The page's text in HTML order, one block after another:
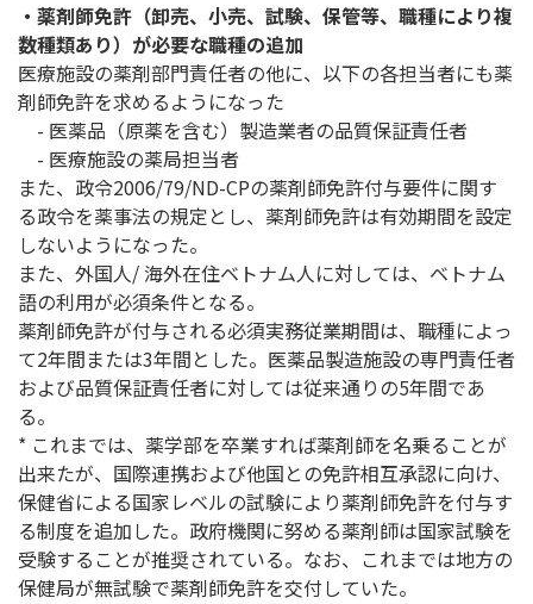
・薬剤師免許（卸売、小売、試験、保管等、職種により複
数種類あり）が必要な職種の追加
医療施設の薬剤部門責任者の他に、以下の各担当者にも薬
剤師免許を求めるようになった
- 医薬品（原薬を含む）製造業者の品質保証責任者
- 医療施設の薬局担当者
また、政令2006/79/ND-CPの薬剤師免許付与要件に関す
る政令を薬事法の規定とし、薬剤師免許は有効期間を設定
しないようになった。
また、外国人/ 海外在住ベトナム人に対しては、ベトナム
語の利用が必須条件となる。
薬剤師免許が付与される必須実務従業期間は、職種によっ
て2年間または3年間とした。医薬品製造施設の専門責任者
および品質保証責任者に対しては従来通りの5年間であ
る。
* これまでは、薬学部を卒業すれば薬剤師を名乗ることが
出来たが、国際連携および他国との免許相互承認に向け、
保健省による国家レベルの試験により薬剤師免許を付与す
る制度を追加した。政府機関に努める薬剤師は国家試験を
受験することが推奨されている。なお、これまでは地方の
保健局が無試験で薬剤師免許を交付していた。